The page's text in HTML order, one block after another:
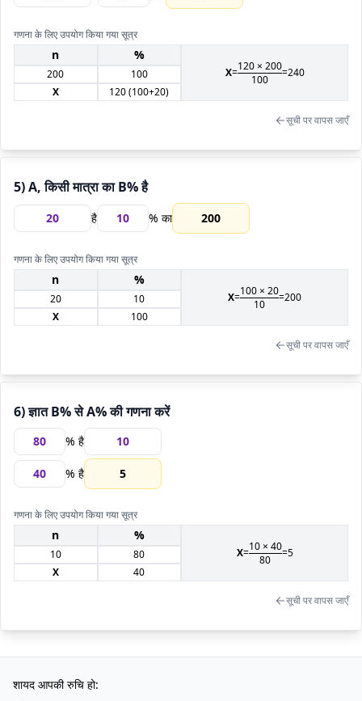
गणना के लिए उपयोग किया गया सूत्र
n %
200
100
X
120(100+20)
X=120× 200
100
=240
सूची पर वापस जाएँ
5) A, किसी मात्रा का B% है
है % का 200
गणना के लिए उपयोग किया गया सूत्र
n %
20
10
X
100
X=100 × 20
10
=200
सूची पर वापस जाएँ
6) ज्ञात B% से A% की गणना करें
% है
% है 5
गणना के लिए उपयोग किया गया सूत्र
n %
10
80
X
40
X=10× 40
80
=5
सूची पर वापस जाएँ
शायद आपकी रुचि हो: